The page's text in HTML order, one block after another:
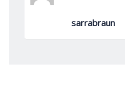
sarrabraun